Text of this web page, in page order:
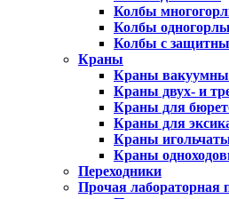
Колбы
Колбы
Колбы с
Краны
Краны
Краны двух- и
Краны для
Краны для
Краны
Краны
Переходники
Прочая лабораторная